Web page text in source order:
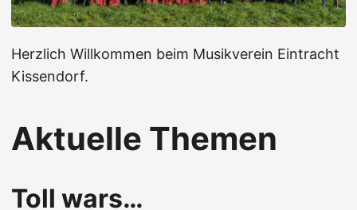
Herzlich Willkommen beim Musikverein Eintracht
Kissendorf.
Aktuelle Themen
Toll wars…